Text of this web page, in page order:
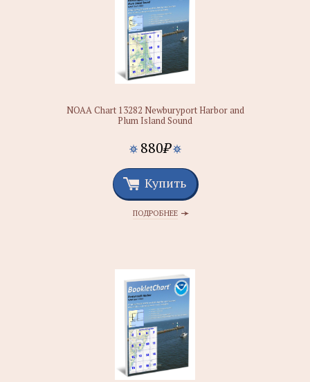
NOAA Chart 13282 Newburyport Harbor and
Plum Island Sound
880₽
Купить
ПОДРОБНЕЕ